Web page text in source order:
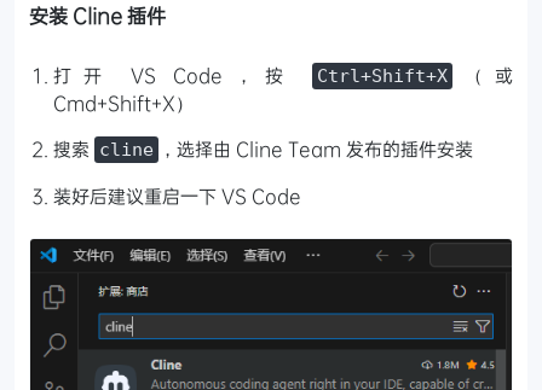
安装 Cline 插件
打开 VS Code，按 Ctrl+Shift+X
（或
Cmd+Shift+X）
搜索 cline
，选择由 Cline Team 发布的插件安装
装好后建议重启一下 VS Code